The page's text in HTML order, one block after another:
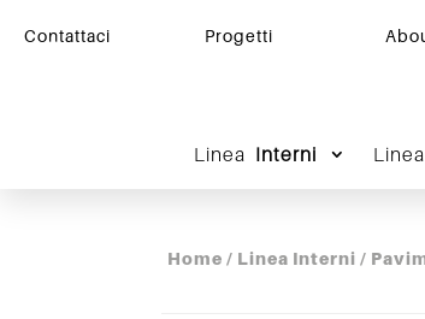
Contattaci Progetti
Linea Interni Linea
Home / Linea Interni /